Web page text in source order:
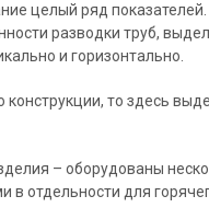
целый ряд
разводки труб,
и горизонтально.
конструкции, то здесь
– оборудованы
в отдельности для